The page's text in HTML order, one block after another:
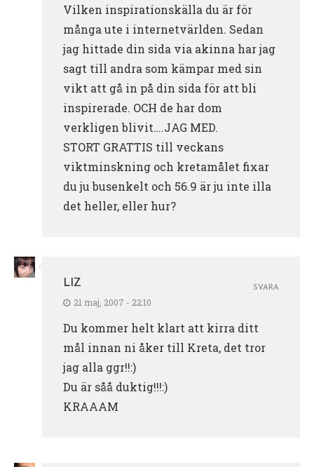
Vilken inspirationskälla du är för
många ute i internetvärlden. Sedan
jag hittade din sida via akinna har jag
sagt till andra som kämpar med sin
vikt att gå in på din sida för att bli
inspirerade. OCH de har dom
verkligen blivit….JAG MED.
STORT GRATTIS till veckans
viktminskning och kretamålet fixar
du ju busenkelt och 56.9 är ju inte illa
det heller, eller hur?
LIZ
21 maj, 2007 - 22:10
Du kommer helt klart att kirra ditt
mål innan ni åker till Kreta, det tror
jag alla ggr!!:)
Du är såå duktig!!!:)
KRAAAM
SVARA